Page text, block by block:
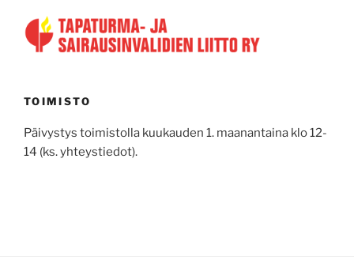
TOIMISTO
Päivystys toimistolla kuukauden 1. maanantaina klo 12-
14 (ks. yhteystiedot).